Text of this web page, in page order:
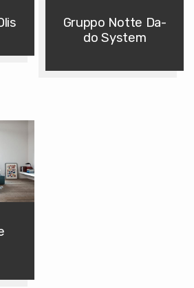
Gruppo Notte Da-
do System